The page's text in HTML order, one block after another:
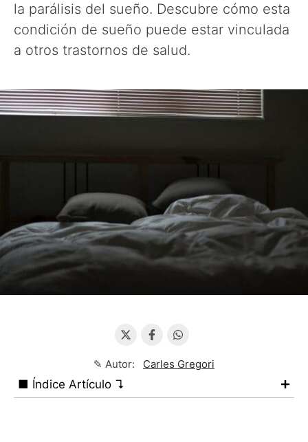
la parálisis del sueño. Descubre cómo esta
condición de sueño puede estar vinculada
a otros trastornos de salud.
✎ Autor: Carles Gregori
■ Índice Artículo ↴